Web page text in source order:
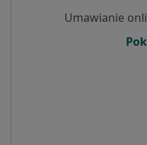
Umawianie